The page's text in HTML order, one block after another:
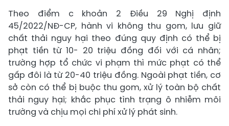
Theo điểm c khoản 2 Điều 29 Nghị định
45/2022/NĐ-CP, hành vi không thu gom, lưu giữ
chất thải nguy hại theo đúng quy định có thể bị
phạt tiền từ 10- 20 triệu đồng đối với cá nhân;
trường hợp tổ chức vi phạm thì mức phạt có thể
gấp đôi là từ 20-40 triệu đồng. Ngoài phạt tiền, cơ
sở còn có thể bị buộc thu gom, xử lý toàn bộ chất
thải nguy hại; khắc phục tình trạng ô nhiễm môi
trường và chịu mọi chi phí xử lý phát sinh.